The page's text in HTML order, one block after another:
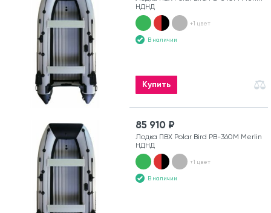
НДНД
+1 цвет
В наличии
Купить
85 910 ₽
Лодка ПВХ Polar Bird PB-360M Merlin
НДНД
+1 цвет
В наличии